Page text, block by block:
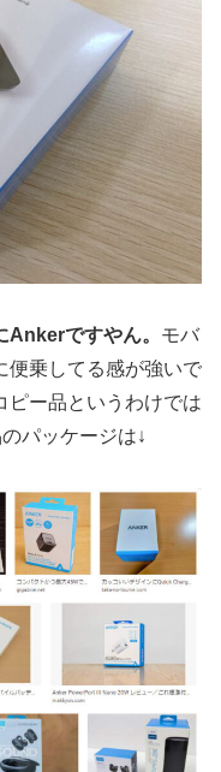
Ankerですやん。 モバ
便乗してる感が強いで
ピー品というわけでは
パッケージは↓